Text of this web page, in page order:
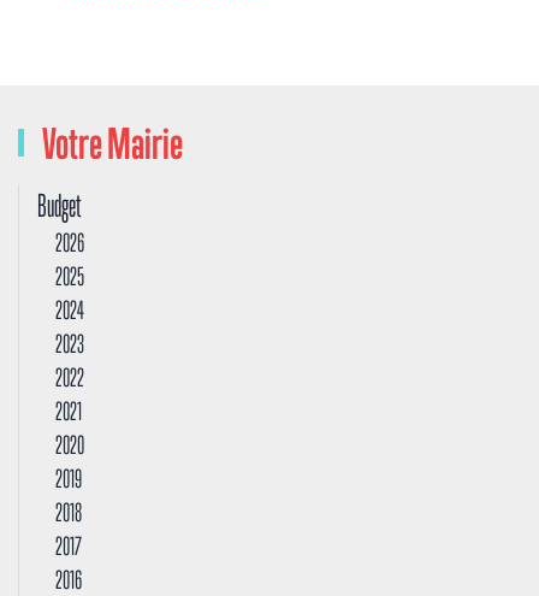
Votre Mairie
Budget
2026
2025
2024
2023
2022
2021
2020
2019
2018
2017
2016